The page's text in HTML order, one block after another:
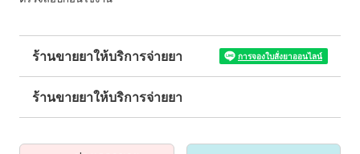
ร้านขายยาให้บริการจ่ายยา การจองใบสั่งยาออนไลน์
ร้านขายยาให้บริการจ่ายยา